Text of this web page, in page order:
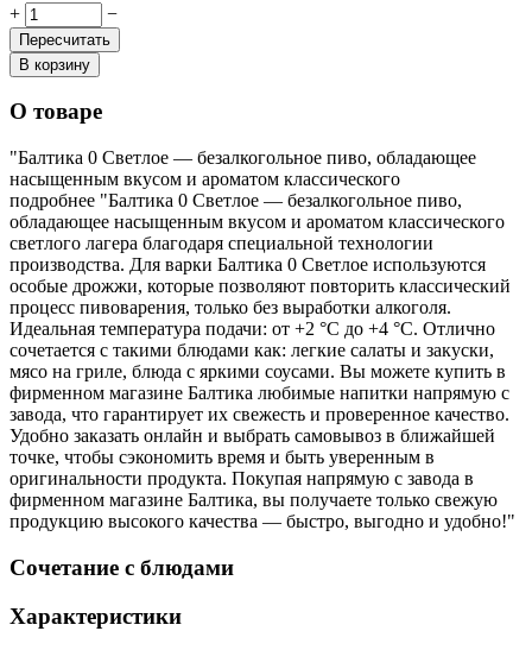
+
−
Пересчитать
В корзину
О товаре
"Балтика 0 Светлое — безалкогольное пиво, обладающее
насыщенным вкусом и ароматом классического
подробнее "Балтика 0 Светлое — безалкогольное пиво,
обладающее насыщенным вкусом и ароматом классического
светлого лагера благодаря специальной технологии
производства. Для варки Балтика 0 Светлое используются
особые дрожжи, которые позволяют повторить классический
процесс пивоварения, только без выработки алкоголя.
Идеальная температура подачи: от +2 °C до +4 °C. Отлично
сочетается с такими блюдами как: легкие салаты и закуски,
мясо на гриле, блюда с яркими соусами. Вы можете купить в
фирменном магазине Балтика любимые напитки напрямую с
завода, что гарантирует их свежесть и проверенное качество.
Удобно заказать онлайн и выбрать самовывоз в ближайшей
точке, чтобы сэкономить время и быть уверенным в
оригинальности продукта. Покупая напрямую с завода в
фирменном магазине Балтика, вы получаете только свежую
продукцию высокого качества — быстро, выгодно и удобно!"
Сочетание с блюдами
Характеристики